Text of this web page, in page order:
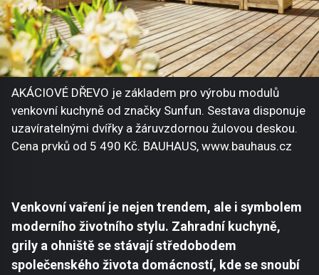
AKÁCIOVÉ DŘEVO je základem pro výrobu modulů
venkovní kuchyně od značky Sunfun. Sestava disponuje
uzavíratelnými dvířky a žáruvzdornou žulovou deskou.
Cena prvků od 5 490 Kč. BAUHAUS, www.bauhaus.cz
Venkovní vaření je nejen trendem, ale i symbolem
moderního životního stylu. Zahradní kuchyně,
grily a ohniště se stávají středobodem
společenského života domácností, kde se snoubí